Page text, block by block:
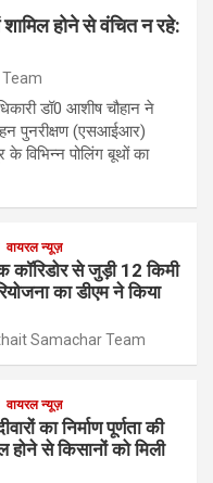
शामिल होने से वंचित न रहे:
डॉ0 आशीष चौहान ने
गहन पुनरीक्षण (एसआईआर)
विभिन्न पोलिंग बूथों का
वायरल न्यूज़
कॉरिडोर से जुड़ी 12 किमी
का डीएम ने किया
Samachar Team
वायरल न्यूज़
का निर्माण पूर्णता की
होने से किसानों को मिली